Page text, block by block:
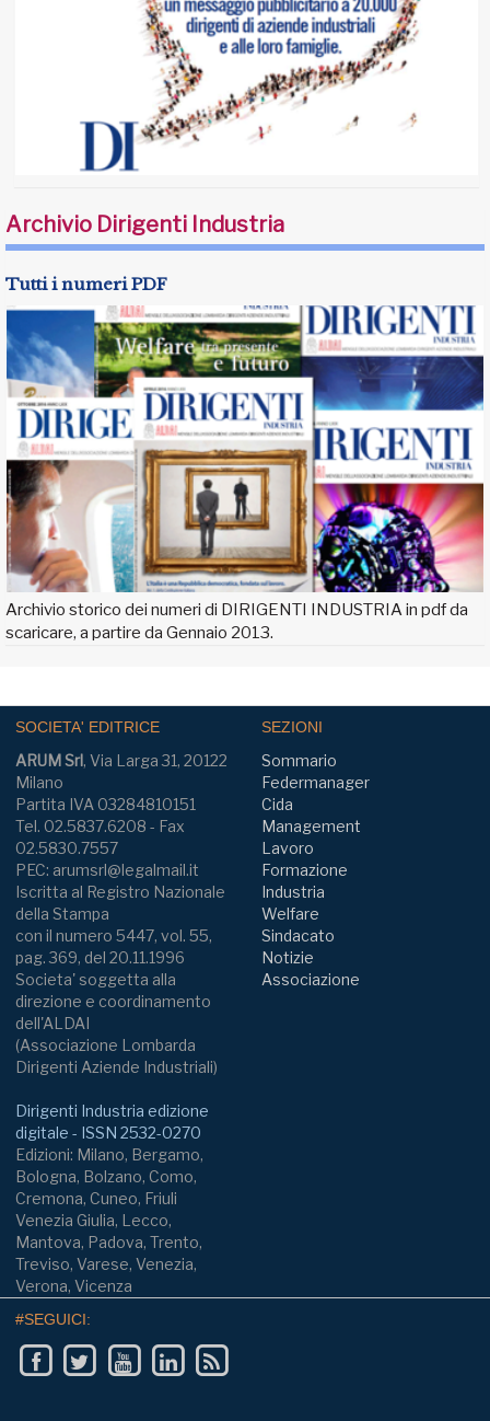
Archivio Dirigenti Industria
Tutti i numeri PDF
Archivio storico dei numeri di DIRIGENTI INDUSTRIA in pdf da
scaricare, a partire da Gennaio 2013.
SOCIETA' EDITRICE
ARUM Srl, Via Larga 31, 20122
Milano
Partita IVA 03284810151
Tel. 02.5837.6208 - Fax
02.5830.7557
PEC: arumsrl@legalmail.it
Iscritta al Registro Nazionale
della Stampa
con il numero 5447, vol. 55,
pag. 369, del 20.11.1996
Societa' soggetta alla
direzione e coordinamento
dell'ALDAI
(Associazione Lombarda
Dirigenti Aziende Industriali)
Dirigenti Industria edizione
digitale - ISSN 2532-0270
Edizioni: Milano, Bergamo,
Bologna, Bolzano, Como,
Cremona, Cuneo, Friuli
Venezia Giulia, Lecco,
Mantova, Padova, Trento,
Treviso, Varese, Venezia,
Verona, Vicenza
SEZIONI
Sommario
Federmanager
Cida
Management
Lavoro
Formazione
Industria
Welfare
Sindacato
Notizie
Associazione
#SEGUICI: